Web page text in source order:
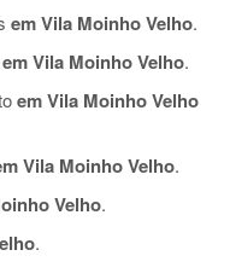
em Vila Moinho Velho.
em Vila Moinho Velho.
em Vila Moinho Velho
Vila Moinho Velho.
Velho.
.